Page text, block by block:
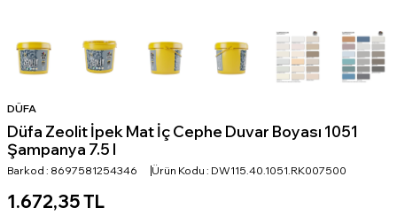
DÜFA
Düfa Zeolit İpek Mat İç Cephe Duvar Boyası 1051
Şampanya 7.5 l
Barkod : 8697581254346 Ürün Kodu : DW115.40.1051.RK007500
1.672,35TL